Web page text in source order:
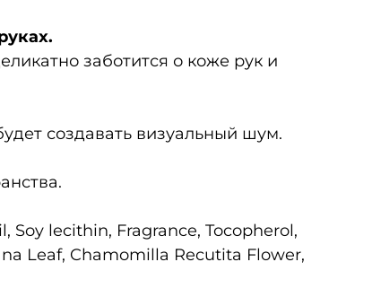
заботится о коже рук и
создавать визуальный шум.
lecithin, Fragrance, Tocopherol,
Leaf, Chamomilla Recutita Flower,